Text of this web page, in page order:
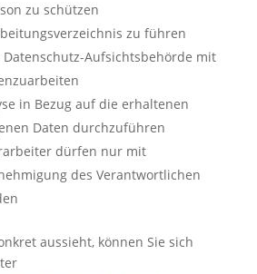
zu schützen
zu führen
Aufsichtsbehörde mit
in Bezug auf die erhaltenen
Daten durchzuführen
dürfen nur mit
des Verantwortlichen
aussieht, können Sie sich